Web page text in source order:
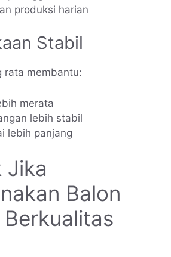
produksi harian
Stabil
rata membantu:
merata
lebih stabil
lebih panjang
Jika
Balon